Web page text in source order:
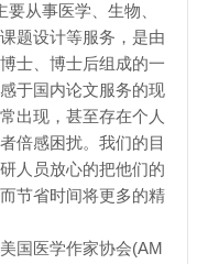
从事医学、生物、
题设计等服务，是由
士、博士后组成的一
于国内论文服务的现
出现，甚至存在个人
倍感困扰。我们的目
人员放心的把他们的
节省时间将更多的精
国医学作家协会(AM